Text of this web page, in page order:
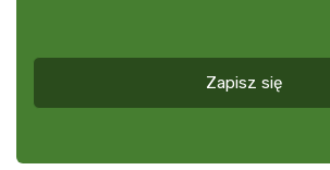
Zapisz się